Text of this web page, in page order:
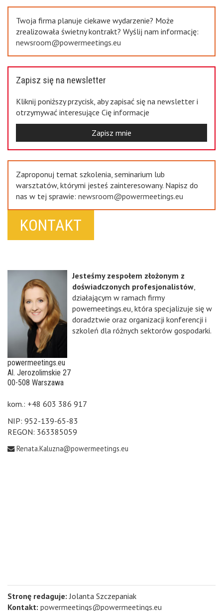
Twoja firma planuje ciekawe wydarzenie? Może
zrealizowała świetny kontrakt? Wyślij nam informację:
newsroom@powermeetings.eu
Zapisz się na newsletter
Kliknij poniższy przycisk, aby zapisać się na newsletter i
otrzymywać interesujące Cię informacje
Zapisz mnie
Zaproponuj temat szkolenia, seminarium lub
warsztatów, którymi jesteś zainteresowany. Napisz do
nas w tej sprawie: newsroom@powermeetings.eu
KONTAKT
Jesteśmy zespołem złożonym z
doświadczonych profesjonalistów,
działającym w ramach firmy
powemeetings.eu, która specjalizuje się w
doradztwie oraz organizacji konferencji i
szkoleń dla różnych sektorów gospodarki.
powermeetings.eu
Al. Jerozolimskie 27
00-508 Warszawa
kom.: +48 603 386 917
NIP: 952-139-65-83
REGON: 363385059
Renata.Kaluzna@powermeetings.eu
Stronę redaguje: Jolanta Szczepaniak
Kontakt: powermeetings@powermeetings.eu